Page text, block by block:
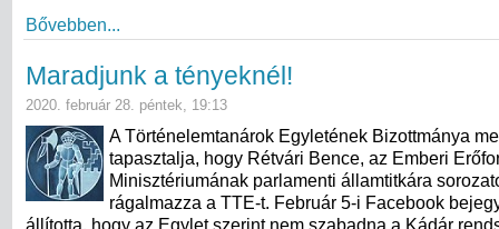
Bővebben...
Maradjunk a tényeknél!
2020. február 28. péntek, 19:13
A Történelemtanárok Egyletének Bizottmánya
tapasztalja, hogy Rétvári Bence, az Emberi
Minisztériumának parlamenti államtitkára
rágalmazza a TTE-t. Február 5-i Facebook
állította, hogy az Egylet szerint nem szabadna a Kádár